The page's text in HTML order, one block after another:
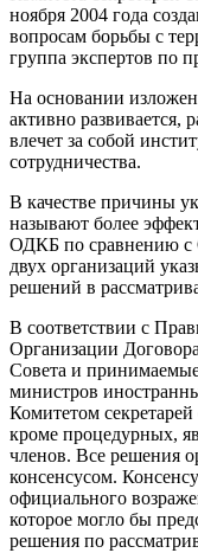
ноября 2004 года
вопросам борьбы с
группа экспертов по
На основании
активно развивается,
влечет за собой
сотрудничества.
В качестве причины
называют более
ОДКБ по сравнению с
двух организаций
решений в
В соответствии с
Организации
Совета и
министров
Комитетом
кроме процедурных,
членов. Все решения
консенсусом.
официального
которое могло бы
решения по